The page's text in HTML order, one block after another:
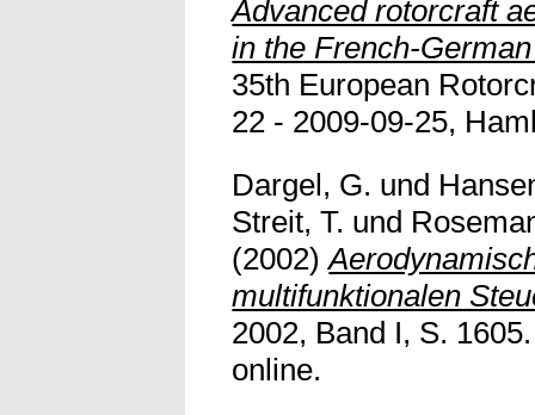
Advanced rotorcraft
in the French-
35th European
22 - 2009-09-25,
Dargel, G. und
Streit, T. und
(2002)
multifunktionalen
2002, Band I, S.
online.